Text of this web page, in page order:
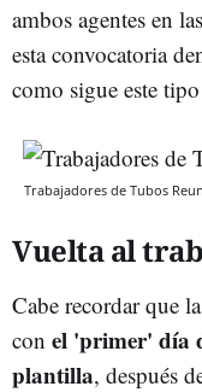
ambos agentes en
esta convocatoria
como sigue este
Trabajadores de Tubos
Vuelta al
Cabe recordar que
con el 'primer' día
plantilla, después